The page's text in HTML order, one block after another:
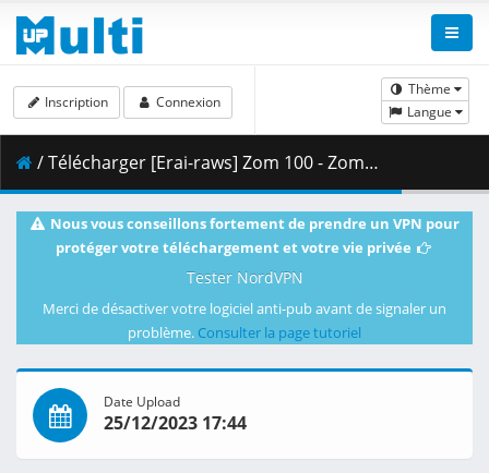
Thème
Langue
Inscription Connexion
/ Télécharger [Erai-raws] Zom 100 - Zombie ni Naru made ni Shitai 100 no Koto - 11 [1080p][Multiple Subtitle][E6F206FB].mkv.001 ( 464.82 MB )
Nous vous conseillons fortement de prendre un VPN pour
protéger votre téléchargement et votre vie privée
Tester NordVPN
Merci de désactiver votre logiciel anti-pub avant de signaler un
problème. Consulter la page tutoriel
Date Upload
25/12/2023 17:44